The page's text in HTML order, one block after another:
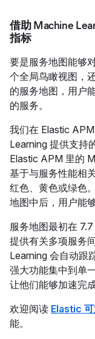
借助 Machine
指标
要是服务地图能够
个全局鸟瞰视图，
的服务地图，用户
的服务。
我们在 Elastic
Learning 提供支持
Elastic APM 里的
基于与服务性能相
红色、黄色或绿色
地图中后，用户能
服务地图最初在
提供有关多项服务
Learning 会自动跟
强大功能集中到单
让他们能够加速完
欢迎阅读 Elastic
能。